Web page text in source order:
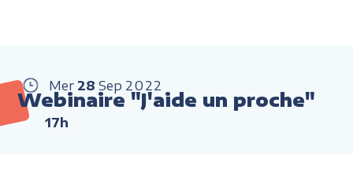
Mer 28 Sep 2022
Webinaire "J'aide un proche"
17h